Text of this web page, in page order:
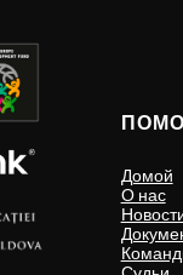
Домой
О нас